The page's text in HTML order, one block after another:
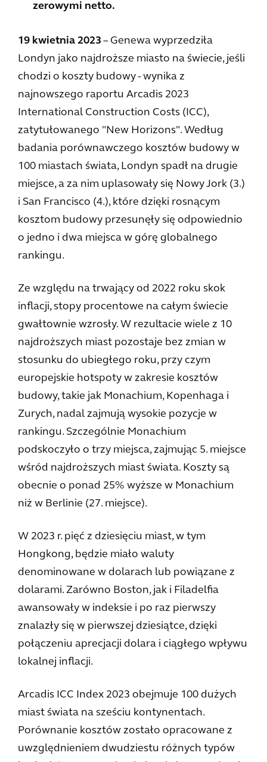
zerowymi netto.
19 kwietnia 2023 – Genewa wyprzedziła
Londyn jako najdroższe miasto na świecie, jeśli
chodzi o koszty budowy - wynika z
najnowszego raportu Arcadis 2023
International Construction Costs (ICC),
zatytułowanego "New Horizons". Według
badania porównawczego kosztów budowy w
100 miastach świata, Londyn spadł na drugie
miejsce, a za nim uplasowały się Nowy Jork (3.)
i San Francisco (4.), które dzięki rosnącym
kosztom budowy przesunęły się odpowiednio
o jedno i dwa miejsca w górę globalnego
rankingu.
Ze względu na trwający od 2022 roku skok
inflacji, stopy procentowe na całym świecie
gwałtownie wzrosły. W rezultacie wiele z 10
najdroższych miast pozostaje bez zmian w
stosunku do ubiegłego roku, przy czym
europejskie hotspoty w zakresie kosztów
budowy, takie jak Monachium, Kopenhaga i
Zurych, nadal zajmują wysokie pozycje w
rankingu. Szczególnie Monachium
podskoczyło o trzy miejsca, zajmując 5. miejsce
wśród najdroższych miast świata. Koszty są
obecnie o ponad 25% wyższe w Monachium
niż w Berlinie (27. miejsce).
W 2023 r. pięć z dziesięciu miast, w tym
Hongkong, będzie miało waluty
denominowane w dolarach lub powiązane z
dolarami. Zarówno Boston, jak i Filadelfia
awansowały w indeksie i po raz pierwszy
znalazły się w pierwszej dziesiątce, dzięki
połączeniu aprecjacji dolara i ciągłego wpływu
lokalnej inflacji.
Arcadis ICC Index 2023 obejmuje 100 dużych
miast świata na sześciu kontynentach.
Porównanie kosztów zostało opracowane z
uwzględnieniem dwudziestu różnych typów